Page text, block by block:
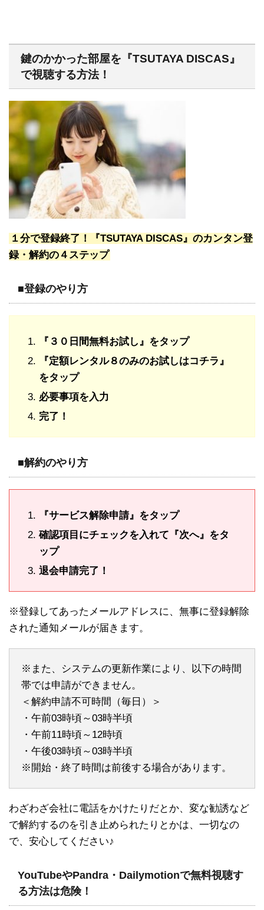
鍵のかかった部屋を『TSUTAYA DISCAS』
で視聴する方法！
１分で登録終了！『TSUTAYA DISCAS』のカンタン登
録・解約の４ステップ
■登録のやり方
『３０日間無料お試し』をタップ
『定額レンタル８のみのお試しはコチラ』
をタップ
必要事項を入力
完了！
■解約のやり方
『サービス解除申請』をタップ
確認項目にチェックを入れて『次へ』をタ
ップ
退会申請完了！
※登録してあったメールアドレスに、無事に登録解除
された通知メールが届きます。
※また、システムの更新作業により、以下の時間
帯では申請ができません。
＜解約申請不可時間（毎日）＞
・午前03時頃～03時半頃
・午前11時頃～12時頃
・午後03時頃～03時半頃
※開始・終了時間は前後する場合があります。
わざわざ会社に電話をかけたりだとか、変な勧誘など
で解約するのを引き止められたりとかは、一切なの
で、安心してください♪
YouTubeやPandra・Dailymotionで無料視聴す
る方法は危険！